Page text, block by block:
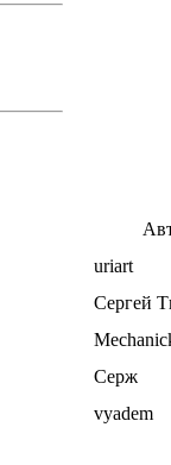
uriart
Сергей
Серж
vyadem